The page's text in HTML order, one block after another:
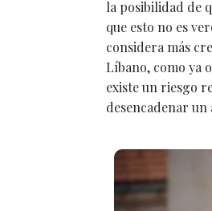
la posibilidad de
que esto no es
considera más
Líbano, como ya
existe un riesgo
desencadenar